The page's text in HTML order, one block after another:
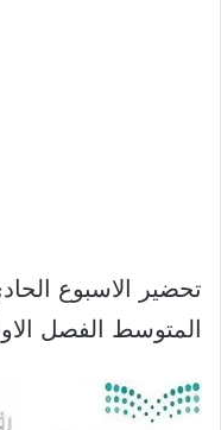
تحضير الاسبوع
المتوسط الفصل الاول 1439